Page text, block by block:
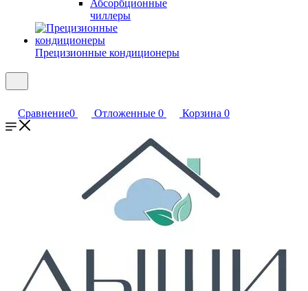
Абсорбционные
чиллеры
Прецизионные кондиционеры
Сравнение0 Отложенные 0 Корзина 0